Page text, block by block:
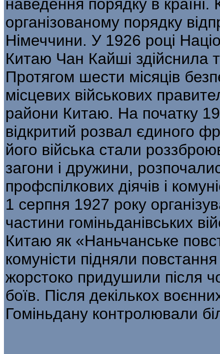
наведення порядку в країні.
організованому порядку
Німеччини. У 1926 році
Китаю Чан Кайші здійснила
Протягом шести місяців
місцевих військових
райони Китаю. На початку
відкритий розвал єдиного
його війська стали
загони і дружини,
профспілкових діячів і
1 серпня 1927 року
частини гоміньданівських
Китаю як «Наньчанське
комуністи підняли
жорстоко придушили після
боїв. Після декількох
Гоміньдану контролювали